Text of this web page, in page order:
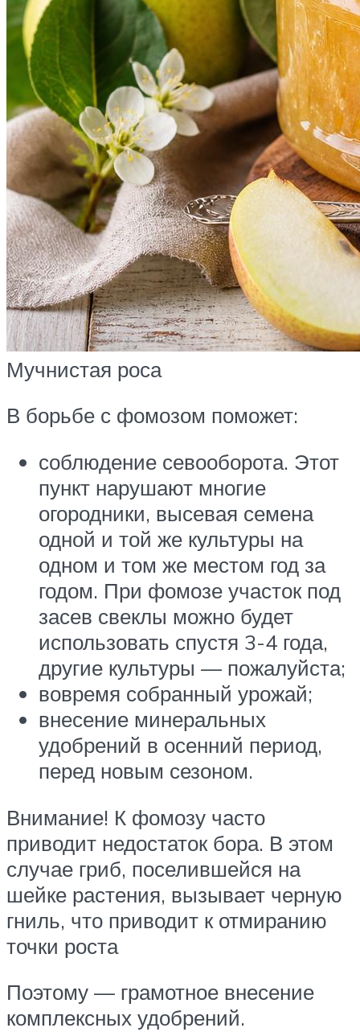
Мучнистая роса
В борьбе с фомозом поможет:
соблюдение севооборота. Этот
пункт нарушают многие
огородники, высевая семена
одной и той же культуры на
одном и том же местом год за
годом. При фомозе участок под
засев свеклы можно будет
использовать спустя 3-4 года,
другие культуры — пожалуйста;
вовремя собранный урожай;
внесение минеральных
удобрений в осенний период,
перед новым сезоном.
Внимание! К фомозу часто
приводит недостаток бора. В этом
случае гриб, поселившейся на
шейке растения, вызывает черную
гниль, что приводит к отмиранию
точки роста
Поэтому — грамотное внесение
комплексных удобрений.